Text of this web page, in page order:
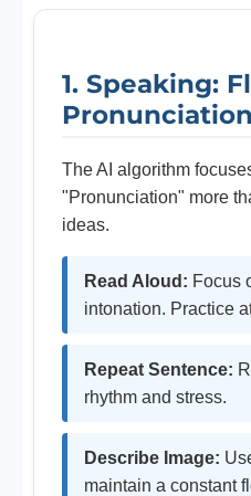
1. Speaking:
Pronunciation
The AI algorithm
"Pronunciation" more
ideas.
Read Aloud: Focus
intonation. Practice
Repeat Sentence:
rhythm and stress.
Describe Image:
maintain a constant